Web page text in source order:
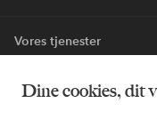
Dine cookies, dit
Vores tjenester
Vilkår